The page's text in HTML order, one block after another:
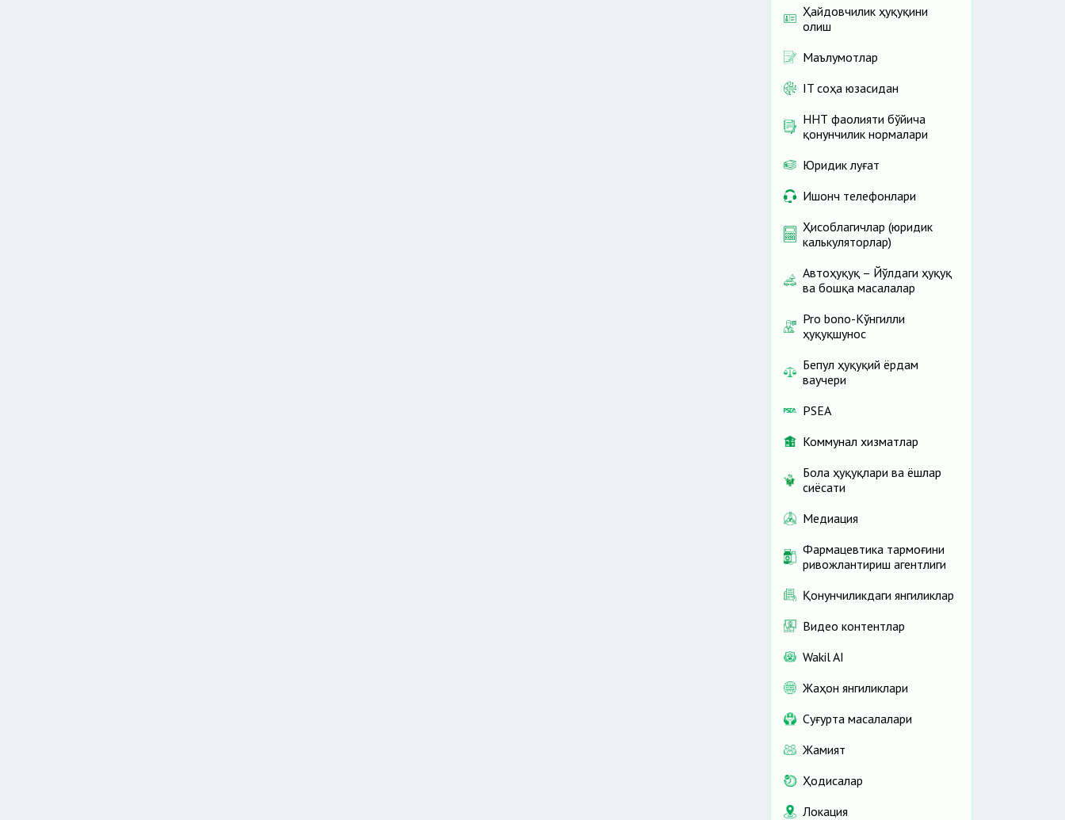
Ҳайдовчилик ҳуқуқини
олиш
Маълумотлар
IT соҳа юзасидан
ННТ фаолияти бўйича
қонунчилик нормалари
Юридик луғат
Ишонч телефонлари
Ҳисоблагичлар (юридик
калькуляторлар)
Автоҳуқуқ – Йўлдаги ҳуқуқ
ва бошқа масалалар
Pro bono-Кўнгилли
ҳуқуқшунос
Бепул ҳуқуқий ёрдам
ваучери
PSEA
Коммунал хизматлар
Бола ҳуқуқлари ва ёшлар
сиёсати
Медиация
Фармацевтика тармоғини
ривожлантириш агентлиги
Қонунчиликдаги янгиликлар
Видео контентлар
Wakil AI
Жаҳон янгиликлари
Cуғурта масалалари
Жамият
Ҳодисалар
Локация